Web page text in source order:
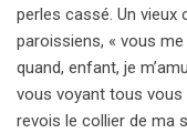
perles cassé. Un vieux
paroissiens, « vous
quand, enfant, je
vous voyant tous vous
revois le collier de ma